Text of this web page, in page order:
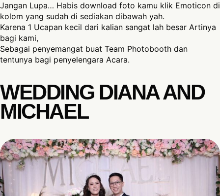
Jangan Lupa… Habis download foto kamu klik Emoticon di
kolom yang sudah di sediakan dibawah yah.
Karena 1 Ucapan kecil dari kalian sangat lah besar Artinya
bagi kami,
Sebagai penyemangat buat Team Photobooth dan
tentunya bagi penyelengara Acara.
WEDDING DIANA AND
MICHAEL